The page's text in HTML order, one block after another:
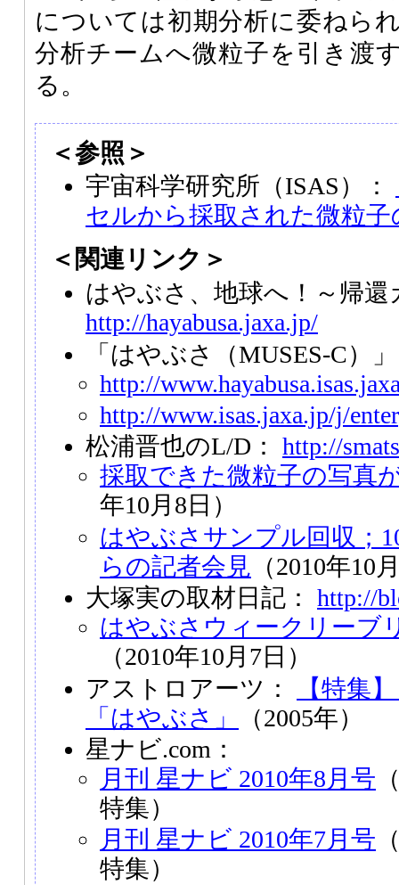
については初期分析に委ねら
分析チームへ微粒子を引き渡
る。
＜参照＞
宇宙科学研究所（ISAS）：
セルから採取された微粒
＜関連リンク＞
はやぶさ、地球へ！～帰
http://hayabusa.jaxa.jp/
「はやぶさ（MUSES-C）
http://
http://www.isas.jaxa.jp/j/
松浦晋也のL/D： http://
採取できた微粒子の写真
年10月8日）
はやぶさサンプル回収；
らの記者会見 （2010年10
大塚実の取材日記： http://
はやぶさウィークリーブ
（2010年10月7日）
アストロアーツ：
【特集
「はやぶさ」
（2005年）
星ナビ.com：
月刊 星ナビ 2010年8月号
特集）
月刊 星ナビ 2010年7月号
特集）